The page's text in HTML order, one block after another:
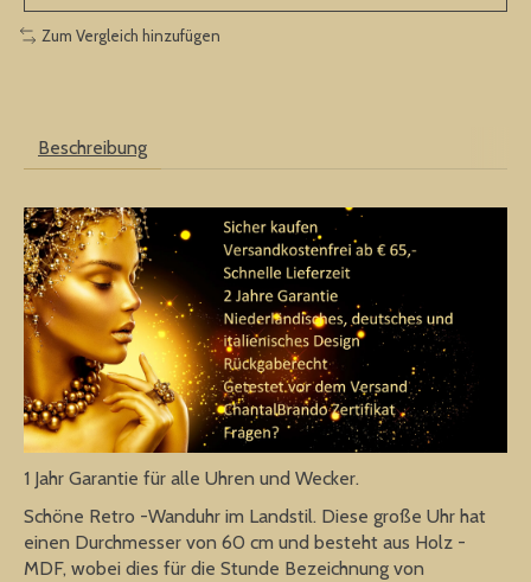
Zum Vergleich hinzufügen
Beschreibung
1 Jahr Garantie für alle Uhren und Wecker.
Schöne Retro -Wanduhr im Landstil. Diese große Uhr hat
einen Durchmesser von 60 cm und besteht aus Holz -
MDF, wobei dies für die Stunde Bezeichnung von